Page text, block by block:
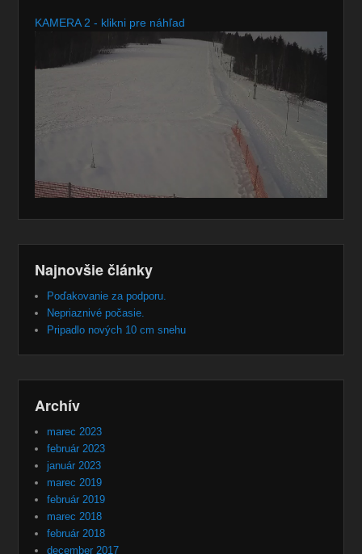
KAMERA 2 - klikni pre náhľad
Najnovšie články
Poďakovanie za podporu.
Nepriaznivé počasie.
Pripadlo nových 10 cm snehu
Archív
marec 2023
február 2023
január 2023
marec 2019
február 2019
marec 2018
február 2018
december 2017